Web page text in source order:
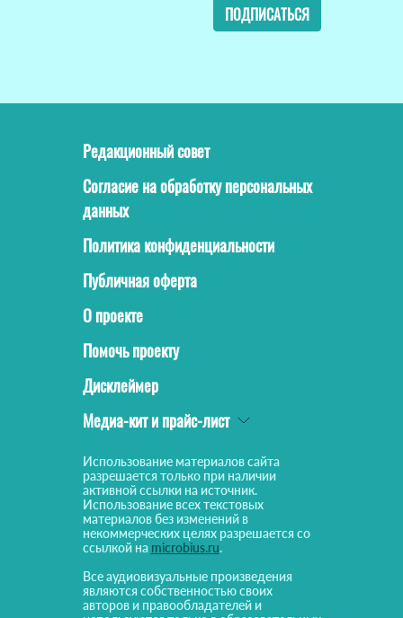
ПОДПИСАТЬСЯ
Редакционный совет
Согласие на обработку персональных
данных
Политика конфиденциальности
Публичная оферта
О проекте
Помочь проекту
Дисклеймер
Медиа-кит и прайс-лист
Использование материалов сайта
разрешается только при наличии
активной ссылки на источник.
Использование всех текстовых
материалов без изменений в
некоммерческих целях разрешается со
ссылкой на microbius.ru.
Все аудиовизуальные произведения
являются собственностью своих
авторов и правообладателей и